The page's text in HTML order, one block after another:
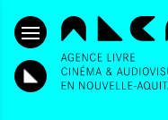
ALLER AU